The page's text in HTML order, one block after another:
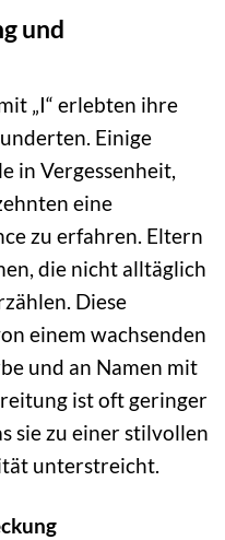
und
„I“ erlebten ihre
Einige
in Vergessenheit,
eine
zu erfahren. Eltern
die nicht alltäglich
Diese
einem wachsenden
und an Namen mit
ist oft geringer
sie zu einer stilvollen
unterstreicht.